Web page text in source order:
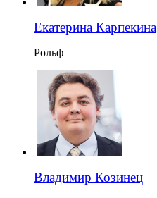
Екатерина Карпекина
Рольф
Владимир Козинец